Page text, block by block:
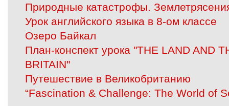
Природные катастрофы.
Урок английского языка в 8-ом классе
Озеро Байкал
План-конспект урока "THE LAND AND
BRITAIN"
Путешествие в Великобританию
“Fascination & Challenge: The World of